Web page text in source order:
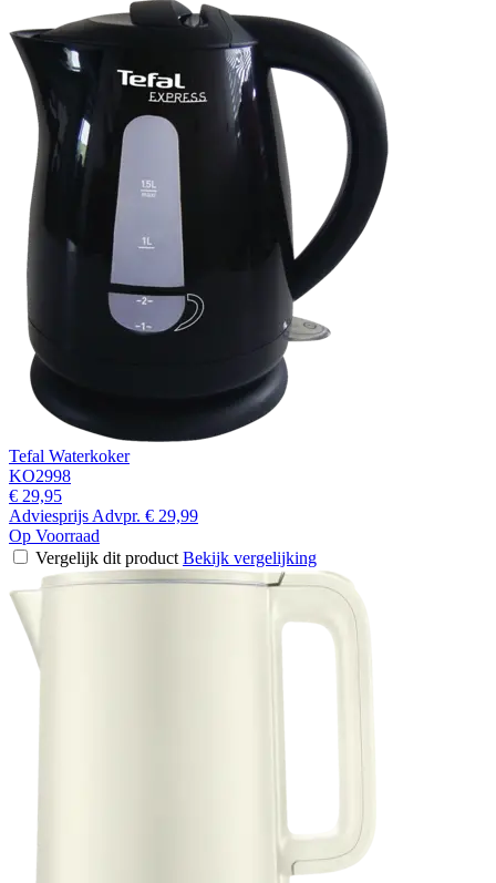
Tefal Waterkoker
KO2998
€ 29,95
Adviesprijs Advpr. € 29,99
Op Voorraad
Vergelijk dit product Bekijk vergelijking